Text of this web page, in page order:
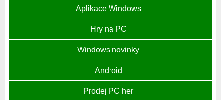
Aplikace Windows
Hry na PC
Windows novinky
Android
Prodej PC her